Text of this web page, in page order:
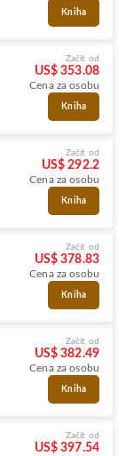
Kniha
Začít od
US$ 353.08
Cena za osobu
Kniha
Začít od
US$ 292.2
Cena za osobu
Kniha
Začít od
US$ 378.83
Cena za osobu
Kniha
Začít od
US$ 382.49
Cena za osobu
Kniha
Začít od
US$ 397.54